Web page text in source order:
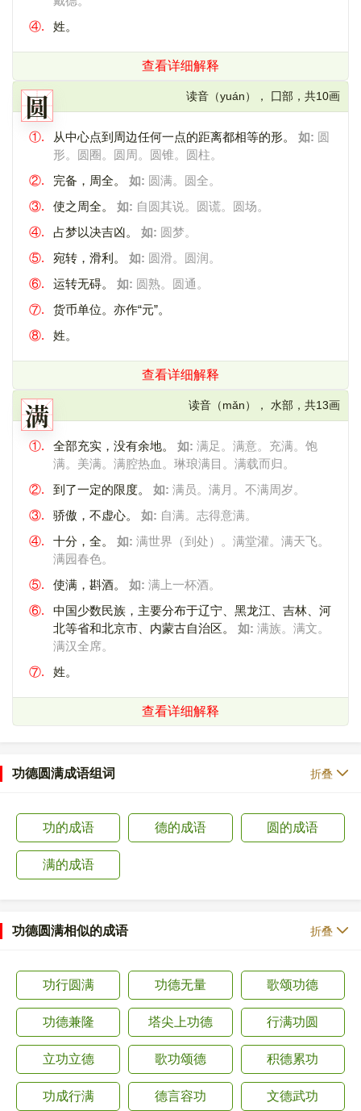
④.
姓。
查看详细解释
圆 读音（yuán）， 囗部，共10画
①. 从中心点到周边任何一点的距离都相等的形。 如: 圆
形。圆圈。圆周。圆锥。圆柱。
②.
完备，周全。 如: 圆满。圆全。
③.
使之周全。 如: 自圆其说。圆谎。圆场。
④.
占梦以决吉凶。 如: 圆梦。
⑤.
宛转，滑利。 如: 圆滑。圆润。
⑥.
运转无碍。 如: 圆熟。圆通。
⑦.
货币单位。亦作“元”。
⑧.
姓。
查看详细解释
满 读音（mǎn）， 水部，共13画
①. 全部充实，没有余地。 如: 满足。满意。充满。饱
满。美满。满腔热血。琳琅满目。满载而归。
②.
到了一定的限度。 如: 满员。满月。不满周岁。
③.
骄傲，不虚心。 如: 自满。志得意满。
④.
十分，全。 如: 满世界（到处）。满堂灌。满天飞。
满园春色。
⑤.
使满，斟酒。 如: 满上一杯酒。
⑥.
中国少数民族，主要分布于辽宁、黑龙江、吉林、河
北等省和北京市、内蒙古自治区。 如: 满族。满文。
满汉全席。
⑦.
姓。
查看详细解释
功德圆满成语组词 折叠
功的成语 德的成语 圆的成语
满的成语
功德圆满相似的成语 折叠
功行圆满 功德无量 歌颂功德
功德兼隆 塔尖上功德 行满功圆
立功立德 歌功颂德 积德累功
功成行满 德言容功 文德武功